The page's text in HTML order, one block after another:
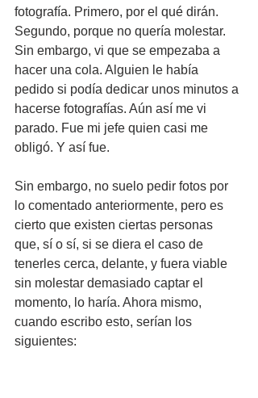
fotografía. Primero, por el qué dirán.
Segundo, porque no quería molestar.
Sin embargo, vi que se empezaba a
hacer una cola. Alguien le había
pedido si podía dedicar unos minutos a
hacerse fotografías. Aún así me vi
parado. Fue mi jefe quien casi me
obligó. Y así fue.
Sin embargo, no suelo pedir fotos por
lo comentado anteriormente, pero es
cierto que existen ciertas personas
que, sí o sí, si se diera el caso de
tenerles cerca, delante, y fuera viable
sin molestar demasiado captar el
momento, lo haría. Ahora mismo,
cuando escribo esto, serían los
siguientes: